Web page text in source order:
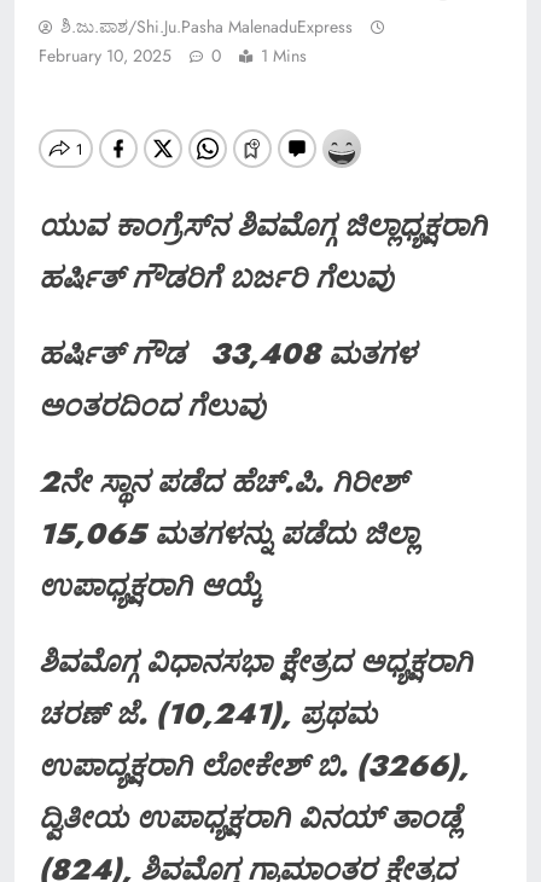
ಶಿ.ಜು.ಪಾಶ/Shi.ju.pasha MalenaduExpress
February 10, 2025
0 1 Mins
ಯುವ ಕಾಂಗ್ರೆಸ್‍ನ ಶಿವಮೊಗ್ಗ ಜಿಲ್ಲಾಧ್ಯಕ್ಷರಾಗಿ
ಹರ್ಷಿತ್ ಗೌಡರಿಗೆ ಬರ್ಜರಿ ಗೆಲುವು
ಹರ್ಷಿತ್ ಗೌಡ 33,408 ಮತಗಳ
ಅಂತರದಿಂದ ಗೆಲುವು
2ನೇ ಸ್ಥಾನ ಪಡೆದ ಹೆಚ್.ಪಿ. ಗಿರೀಶ್
15,065 ಮತಗಳನ್ನು ಪಡೆದು ಜಿಲ್ಲಾ
ಉಪಾಧ್ಯಕ್ಷರಾಗಿ ಆಯ್ಕೆ
ಶಿವಮೊಗ್ಗ ವಿಧಾನಸಭಾ ಕ್ಷೇತ್ರದ ಅಧ್ಯಕ್ಷರಾಗಿ
ಚರಣ್ ಜೆ. (10,241), ಪ್ರಥಮ
ಉಪಾದ್ಯಕ್ಷರಾಗಿ ಲೋಕೇಶ್ ಬಿ. (3266),
ದ್ವಿತೀಯ ಉಪಾಧ್ಯಕ್ಷರಾಗಿ ವಿನಯ್ ತಾಂಡ್ಲೆ
(824), ಶಿವಮೊಗ್ಗ ಗ್ರಾಮಾಂತರ ಕ್ಷೇತ್ರದ